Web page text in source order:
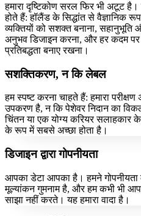
हमारा दृष्टिकोण सरल फिर भी अटूट है।
होते हैं: हॉलैंड के सिद्धांत से वैज्ञानिक
व्यक्तियों को सशक्त बनाना, सहानुभूति
अनुभव डिजाइन करना, और हर कदम पर
प्रतिबद्धता बनाए रखना।
सशक्तिकरण, न कि लेबल
हम स्पष्ट करना चाहते हैं: हमारा
उपकरण है, न कि पेशेवर निदान का
चिंतन या एक योग्य करियर सलाहकार
के रूप में सबसे अच्छा होता है।
डिजाइन द्वारा गोपनीयता
आपका डेटा आपका है। हमने
मूल्यांकन गुमनाम है, और हम कभी भी
साझा नहीं करते। यह हमारा वादा है।